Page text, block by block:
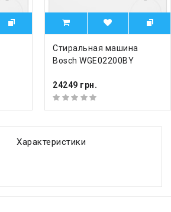
Стиральная машина
Bosch WGE02200BY
24249 грн.
Характеристики